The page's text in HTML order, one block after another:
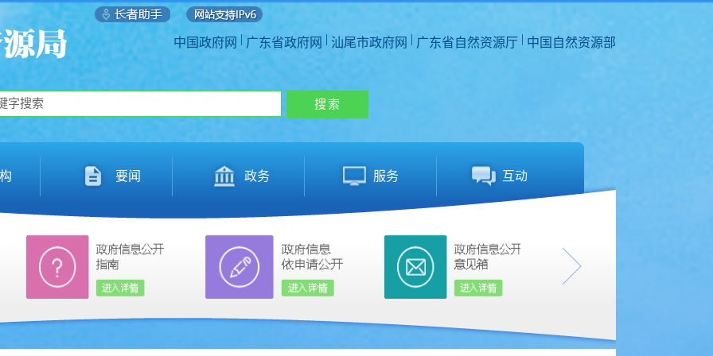
中国政府网 | 广东省政府网 | 汕尾市政府网 | 广东省自然资源厅 | 中国自然资源部
要闻 政务 服务 互动